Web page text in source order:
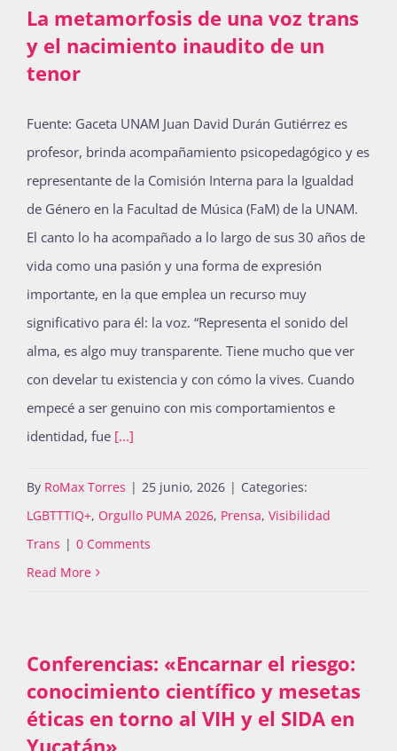
La metamorfosis de una voz trans
y el nacimiento inaudito de un
tenor
Fuente: Gaceta UNAM Juan David Durán Gutiérrez es
profesor, brinda acompañamiento psicopedagógico y es
representante de la Comisión Interna para la Igualdad
de Género en la Facultad de Música (FaM) de la UNAM.
El canto lo ha acompañado a lo largo de sus 30 años de
vida como una pasión y una forma de expresión
importante, en la que emplea un recurso muy
significativo para él: la voz. “Representa el sonido del
alma, es algo muy transparente. Tiene mucho que ver
con develar tu existencia y con cómo la vives. Cuando
empecé a ser genuino con mis comportamientos e
identidad, fue [...]
By RoMax Torres | 25 junio, 2026 | Categories:
LGBTTTIQ+, Orgullo PUMA 2026, Prensa, Visibilidad
Trans | 0 Comments
Read More
Conferencias: «Encarnar el riesgo:
conocimiento científico y mesetas
éticas en torno al VIH y el SIDA en
Yucatán»